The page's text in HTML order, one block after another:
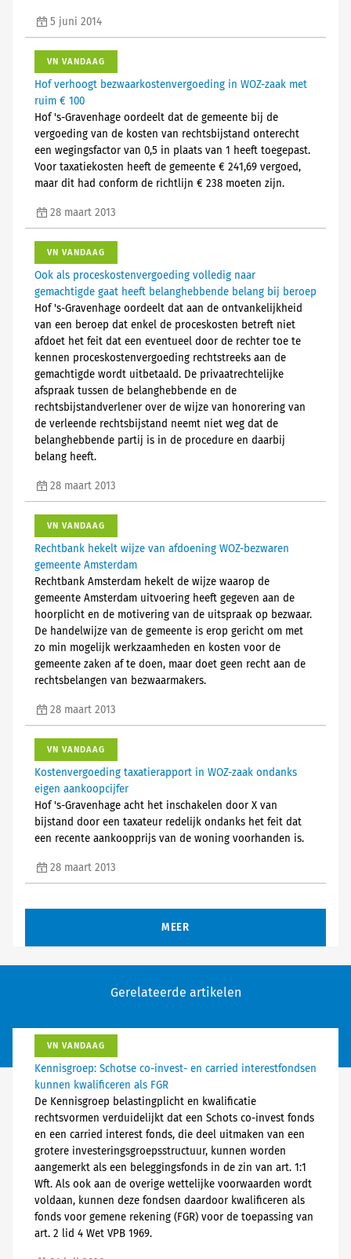
5 juni 2014
VN VANDAAG
Hof verhoogt bezwaarkostenvergoeding in WOZ-zaak met
ruim € 100
Hof 's-Gravenhage oordeelt dat de gemeente bij de
vergoeding van de kosten van rechtsbijstand onterecht
een wegingsfactor van 0,5 in plaats van 1 heeft toegepast.
Voor taxatiekosten heeft de gemeente € 241,69 vergoed,
maar dit had conform de richtlijn € 238 moeten zijn.
28 maart 2013
VN VANDAAG
Ook als proceskostenvergoeding volledig naar
gemachtigde gaat heeft belanghebbende belang bij beroep
Hof 's-Gravenhage oordeelt dat aan de ontvankelijkheid
van een beroep dat enkel de proceskosten betreft niet
afdoet het feit dat een eventueel door de rechter toe te
kennen proceskostenvergoeding rechtstreeks aan de
gemachtigde wordt uitbetaald. De privaatrechtelijke
afspraak tussen de belanghebbende en de
rechtsbijstandverlener over de wijze van honorering van
de verleende rechtsbijstand neemt niet weg dat de
belanghebbende partij is in de procedure en daarbij
belang heeft.
28 maart 2013
VN VANDAAG
Rechtbank hekelt wijze van afdoening WOZ-bezwaren
gemeente Amsterdam
Rechtbank Amsterdam hekelt de wijze waarop de
gemeente Amsterdam uitvoering heeft gegeven aan de
hoorplicht en de motivering van de uitspraak op bezwaar.
De handelwijze van de gemeente is erop gericht om met
zo min mogelijk werkzaamheden en kosten voor de
gemeente zaken af te doen, maar doet geen recht aan de
rechtsbelangen van bezwaarmakers.
28 maart 2013
VN VANDAAG
Kostenvergoeding taxatierapport in WOZ-zaak ondanks
eigen aankoopcijfer
Hof 's-Gravenhage acht het inschakelen door X van
bijstand door een taxateur redelijk ondanks het feit dat
een recente aankoopprijs van de woning voorhanden is.
28 maart 2013
MEER
Gerelateerde artikelen
VN VANDAAG
Kennisgroep: Schotse co-invest- en carried interestfondsen
kunnen kwalificeren als FGR
De Kennisgroep belastingplicht en kwalificatie
rechtsvormen verduidelijkt dat een Schots co-invest fonds
en een carried interest fonds, die deel uitmaken van een
grotere investeringsgroepsstructuur, kunnen worden
aangemerkt als een beleggingsfonds in de zin van art. 1:1
Wft. Als ook aan de overige wettelijke voorwaarden wordt
voldaan, kunnen deze fondsen daardoor kwalificeren als
fonds voor gemene rekening (FGR) voor de toepassing van
art. 2 lid 4 Wet VPB 1969.